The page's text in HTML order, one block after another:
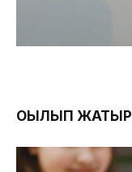
ОҚЫЛЫП ЖАТЫР